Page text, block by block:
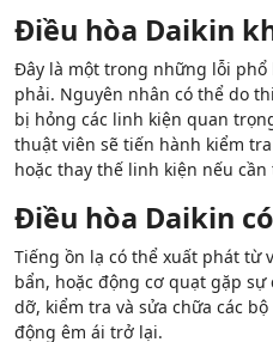
Điều hòa Daikin
Đây là một trong những lỗi
phải. Nguyên nhân có thể do
bị hỏng các linh kiện quan
thuật viên sẽ tiến hành kiểm
hoặc thay thế linh kiện nếu cần
Điều hòa Daikin
Tiếng ồn lạ có thể xuất phát từ
bẩn, hoặc động cơ quạt gặp sự
dỡ, kiểm tra và sửa chữa các
động êm ái trở lại.